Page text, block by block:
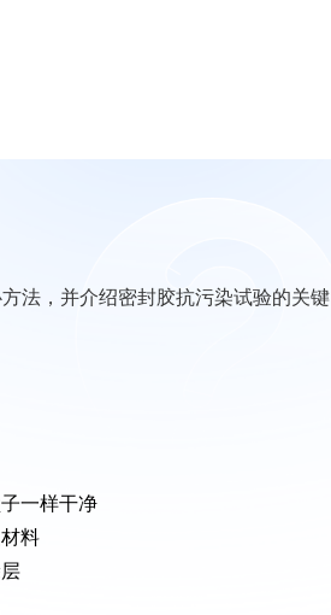
法，并介绍密封胶抗污染试验的关键
一样干净
料